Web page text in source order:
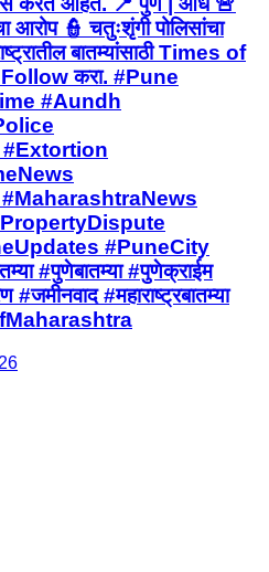
आरोप 👮 चतुःशृंगी पोलिसांचा
बातम्यांसाठी Times of
करा. #Pune
#Aundh
#PuneCity
#पुणेबातम्या #पुणेक्राईम
#महाराष्ट्रबातम्या